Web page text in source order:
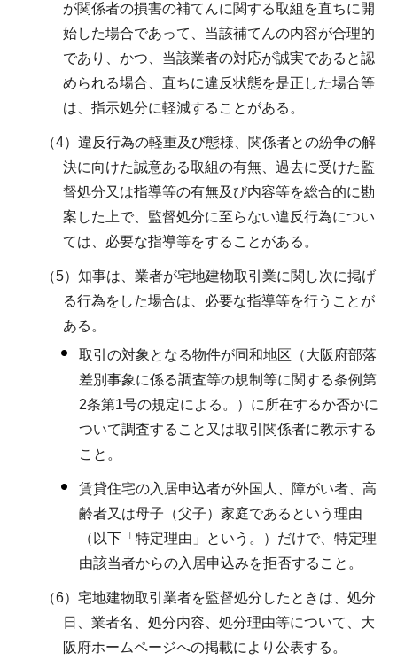
が関係者の損害の補てんに関する取組を直ちに開
始した場合であって、当該補てんの内容が合理的
であり、かつ、当該業者の対応が誠実であると認
められる場合、直ちに違反状態を是正した場合等
は、指示処分に軽減することがある。
（4）違反行為の軽重及び態様、関係者との紛争の解
決に向けた誠意ある取組の有無、過去に受けた監
督処分又は指導等の有無及び内容等を総合的に勘
案した上で、監督処分に至らない違反行為につい
ては、必要な指導等をすることがある。
（5）知事は、業者が宅地建物取引業に関し次に掲げ
る行為をした場合は、必要な指導等を行うことが
ある。
取引の対象となる物件が同和地区（大阪府部落
差別事象に係る調査等の規制等に関する条例第
2条第1号の規定による。）に所在するか否かに
ついて調査すること又は取引関係者に教示する
こと。
賃貸住宅の入居申込者が外国人、障がい者、高
齢者又は母子（父子）家庭であるという理由
（以下「特定理由」という。）だけで、特定理
由該当者からの入居申込みを拒否すること。
（6）宅地建物取引業者を監督処分したときは、処分
日、業者名、処分内容、処分理由等について、大
阪府ホームページへの掲載により公表する。